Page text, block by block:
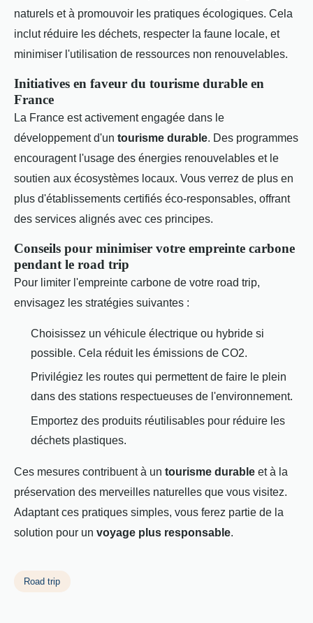
naturels et à promouvoir les pratiques écologiques. Cela
inclut réduire les déchets, respecter la faune locale, et
minimiser l'utilisation de ressources non renouvelables.
Initiatives en faveur du tourisme durable en
France
La France est activement engagée dans le
développement d'un tourisme durable. Des programmes
encouragent l'usage des énergies renouvelables et le
soutien aux écosystèmes locaux. Vous verrez de plus en
plus d'établissements certifiés éco-responsables, offrant
des services alignés avec ces principes.
Conseils pour minimiser votre empreinte carbone
pendant le road trip
Pour limiter l'empreinte carbone de votre road trip,
envisagez les stratégies suivantes :
Choisissez un véhicule électrique ou hybride si
possible. Cela réduit les émissions de CO2.
Privilégiez les routes qui permettent de faire le plein
dans des stations respectueuses de l'environnement.
Emportez des produits réutilisables pour réduire les
déchets plastiques.
Ces mesures contribuent à un tourisme durable et à la
préservation des merveilles naturelles que vous visitez.
Adaptant ces pratiques simples, vous ferez partie de la
solution pour un voyage plus responsable.
Road trip